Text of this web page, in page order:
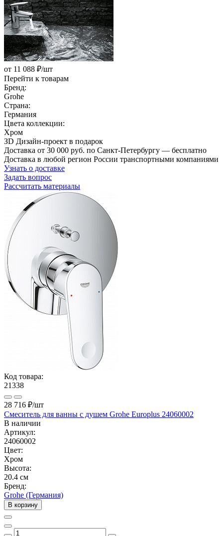
от 11 088 ₽/шт
Перейти к товарам
Бренд:
Grohe
Страна:
Германия
Цвета коллекции:
Хром
ЗD Дизайн-проект в подарок
Доставка от 30 000 руб. по Санкт-Петербургу — бесплатно
Доставка в любой регион России транспортными компаниями
Узнать о доставке
Задать вопрос
Рассчитать материалы
Код товара:
21338
28 716 ₽/шт
Смеситель для ванны с душем Grohe Europlus 24060002
В наличии
Артикул:
24060002
Цвет:
Хром
Высота:
20.4 см
Бренд:
Grohe (Германия)
В корзину